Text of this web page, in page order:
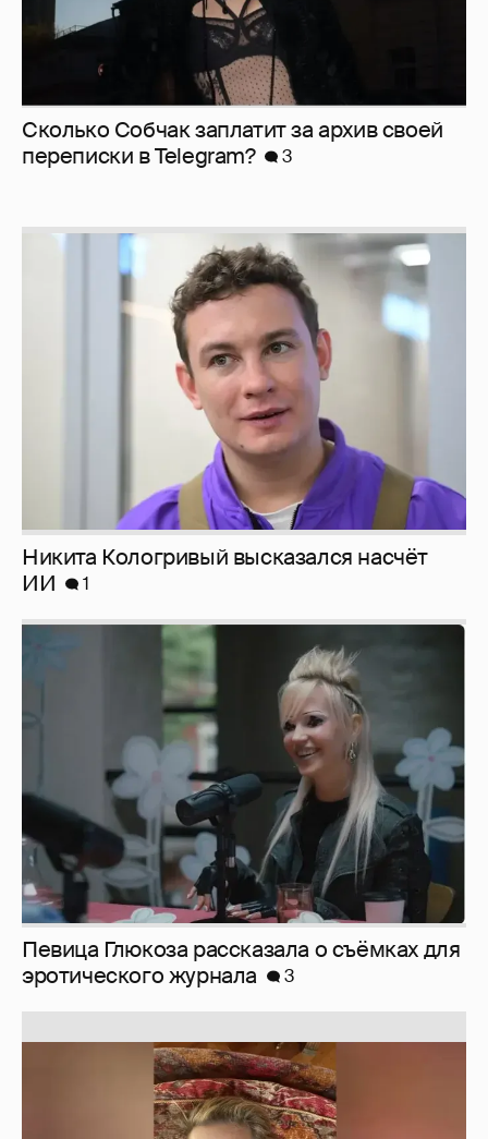
Сколько Собчак заплатит за архив своей
перeписки в Telegram?
3
Никита Кологривый высказался насчёт
ИИ
1
Певица Глюкоза рассказала о съёмках для
эротического журнала
3